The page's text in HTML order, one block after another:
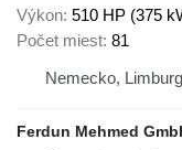
Výkon 510 HP (375
Počet miest 81
Nemecko, Limburg
Ferdun Mehmed